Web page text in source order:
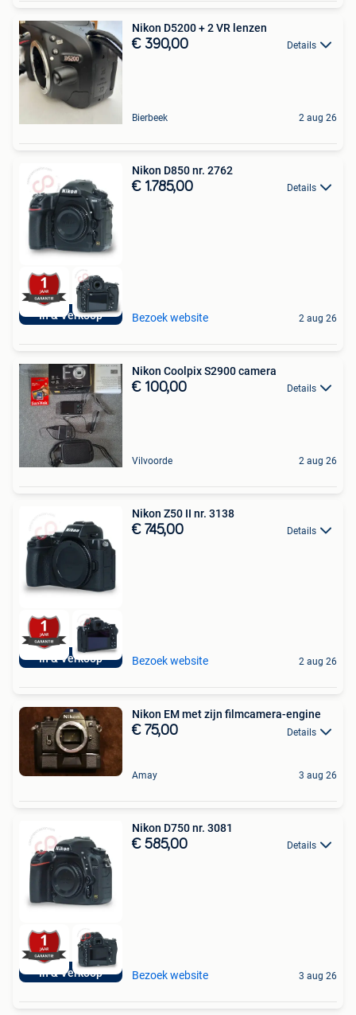
Nikon D5200 + 2 VR lenzen
€ 390,00 Details
Bierbeek 2 aug 26
In & Verkoop
Nikon D850 nr. 2762
€ 1.785,00 Details
Bezoek website 2 aug 26
Nikon Coolpix S2900 camera
€ 100,00 Details
Vilvoorde 2 aug 26
In & Verkoop
Nikon Z50 II nr. 3138
€ 745,00 Details
Bezoek website 2 aug 26
Nikon EM met zijn filmcamera-engine
€ 75,00 Details
Amay 3 aug 26
In & Verkoop
Nikon D750 nr. 3081
€ 585,00 Details
Bezoek website 3 aug 26